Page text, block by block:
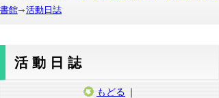
書館
活動日誌
活動日誌
もどる ｜